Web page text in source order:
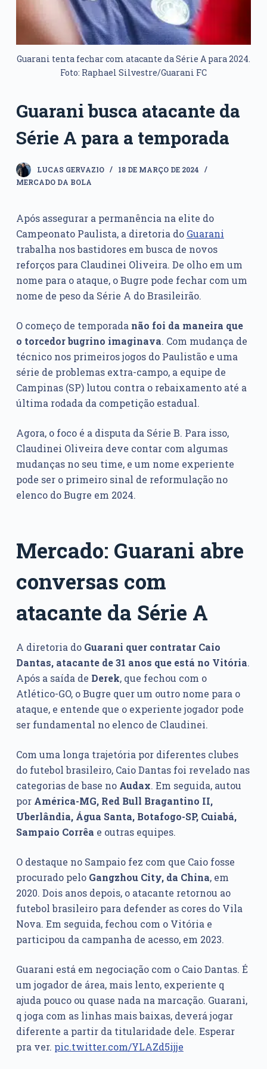
Guarani tenta fechar com atacante da Série A para 2024.
Foto: Raphael Silvestre/Guarani FC
Guarani busca atacante da
Série A para a temporada
LUCAS GERVAZIO
18 DE MARÇO DE 2024
MERCADO DA BOLA
Após assegurar a permanência na elite do
Campeonato Paulista, a diretoria do Guarani
trabalha nos bastidores em busca de novos
reforços para Claudinei Oliveira. De olho em um
nome para o ataque, o Bugre pode fechar com um
nome de peso da Série A do Brasileirão.
O começo de temporada não foi da maneira que
o torcedor bugrino imaginava. Com mudança de
técnico nos primeiros jogos do Paulistão e uma
série de problemas extra-campo, a equipe de
Campinas (SP) lutou contra o rebaixamento até a
última rodada da competição estadual.
Agora, o foco é a disputa da Série B. Para isso,
Claudinei Oliveira deve contar com algumas
mudanças no seu time, e um nome experiente
pode ser o primeiro sinal de reformulação no
elenco do Bugre em 2024.
Mercado: Guarani abre
conversas com
atacante da Série A
A diretoria do Guarani quer contratar Caio
Dantas, atacante de 31 anos que está no Vitória.
Após a saída de Derek, que fechou com o
Atlético-GO, o Bugre quer um outro nome para o
ataque, e entende que o experiente jogador pode
ser fundamental no elenco de Claudinei.
Com uma longa trajetória por diferentes clubes
do futebol brasileiro, Caio Dantas foi revelado nas
categorias de base no Audax. Em seguida, autou
por América-MG, Red Bull Bragantino II,
Uberlândia, Água Santa, Botafogo-SP, Cuiabá,
Sampaio Corrêa e outras equipes.
O destaque no Sampaio fez com que Caio fosse
procurado pelo Gangzhou City, da China, em
2020. Dois anos depois, o atacante retornou ao
futebol brasileiro para defender as cores do Vila
Nova. Em seguida, fechou com o Vitória e
participou da campanha de acesso, em 2023.
Guarani está em negociação com o Caio Dantas. É
um jogador de área, mais lento, experiente q
ajuda pouco ou quase nada na marcação. Guarani,
q joga com as linhas mais baixas, deverá jogar
diferente a partir da titularidade dele. Esperar
pra ver. pic.twitter.com/YLAZd5ijje